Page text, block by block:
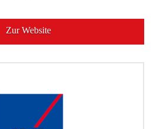
Zur Website